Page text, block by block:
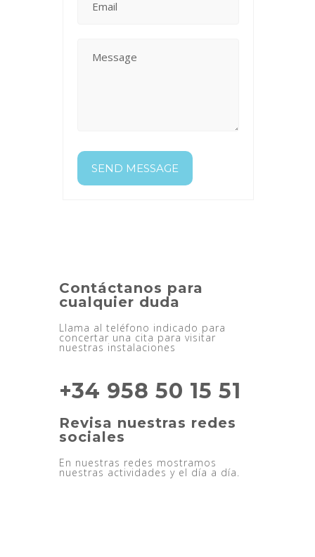
Contáctanos para
cualquier duda
Llama al teléfono indicado para
concertar una cita para visitar
nuestras instalaciones
+34 958 50 15 51
Revisa nuestras redes
sociales
En nuestras redes mostramos
nuestras actividades y el día a día.